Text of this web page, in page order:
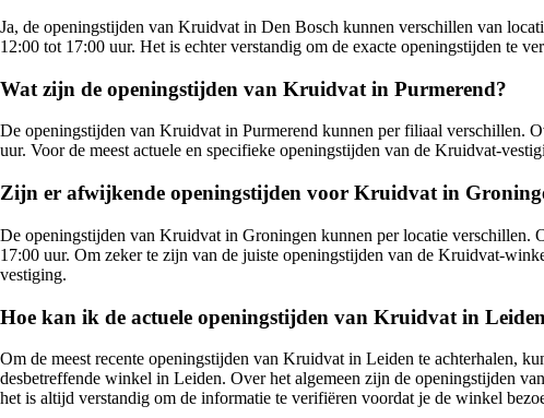
Ja, de openingstijden van Kruidvat in Den Bosch kunnen verschillen van
12:00 tot 17:00 uur. Het is echter verstandig om de exacte openingstijden te
Wat zijn de openingstijden van Kruidvat in Purmerend?
De openingstijden van Kruidvat in Purmerend kunnen per filiaal verschillen.
uur. Voor de meest actuele en specifieke openingstijden van de Kruidvat-
Zijn er afwijkende openingstijden voor Kruidvat in
De openingstijden van Kruidvat in Groningen kunnen per locatie verschillen.
17:00 uur. Om zeker te zijn van de juiste openingstijden van de Kruidvat-
vestiging.
Hoe kan ik de actuele openingstijden van Kruidvat in
Om de meest recente openingstijden van Kruidvat in Leiden te achterhalen,
desbetreffende winkel in Leiden. Over het algemeen zijn de openingstijden
het is altijd verstandig om de informatie te verifiëren voordat je de winkel